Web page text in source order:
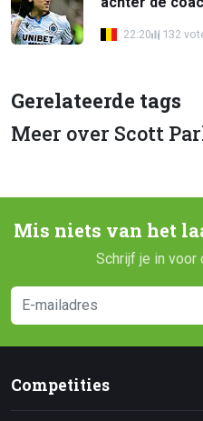
22:20 132
Gerelateerde tags
Meer over Scott
Mis niets van het
Schrijf je in
Competities